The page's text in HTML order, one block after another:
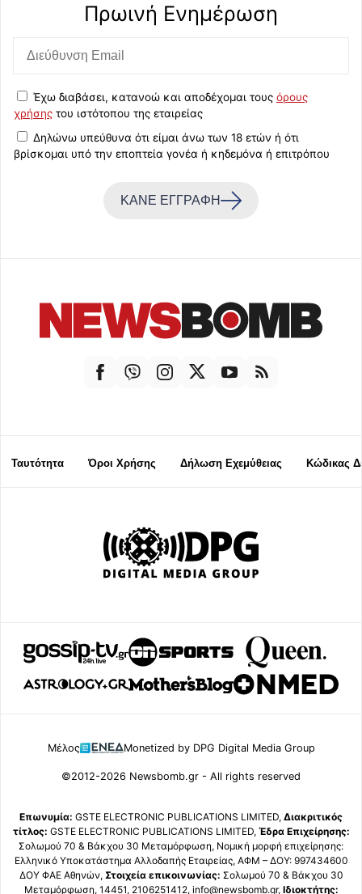
Πρωινή Eνημέρωση
Έχω διαβάσει, κατανοώ και αποδέχομαι τους όρους
χρήσης του ιστότοπου της εταιρείας
Δηλώνω υπεύθυνα ότι είμαι άνω των 18 ετών ή ότι
βρίσκομαι υπό την εποπτεία γονέα ή κηδεμόνα ή επιτρόπου
ΚΑΝΕ ΕΓΓΡΑΦΗ
Ταυτότητα Όροι Χρήσης Δήλωση Εχεμύθειας Κώδικας
Μέλος Monetized by DPG Digital Media Group
©2012-2026 Newsbomb.gr - All rights reserved
Επωνυμία: GSTE ELECTRONIC PUBLICATIONS LIMITED, Διακριτικός
τίτλος: GSTE ELECTRONIC PUBLICATIONS LIMITED, Έδρα Επιχείρησης:
Σολωμού 70 & Βάκχου 30 Μεταμόρφωση, Νομική μορφή επιχείρησης:
Ελληνικό Υποκατάστημα Αλλοδαπής Εταιρείας, ΑΦΜ – ΔΟΥ: 997434600
ΔΟΥ ΦΑΕ Αθηνών, Στοιχεία επικοινωνίας: Σολωμού 70 & Βάκχου 30
Μεταμόρφωση, 14451, 2106251412, info@newsbomb.gr, Ιδιοκτήτης: